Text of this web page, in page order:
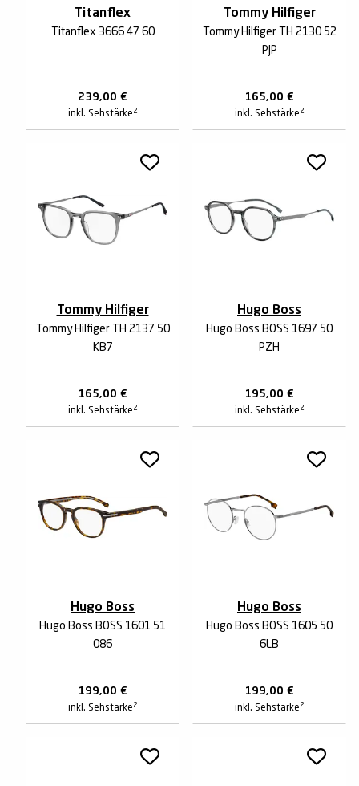
Titanflex
Titanflex 3666 47 60
239,00 €
inkl. Sehstärke 2
Tommy Hilfiger
Tommy Hilfiger TH 2130 52
PJP
165,00 €
inkl. Sehstärke 2
Tommy Hilfiger
Tommy Hilfiger TH 2137 50
KB7
165,00 €
inkl. Sehstärke 2
Hugo Boss
Hugo Boss BOSS 1697 50
PZH
195,00 €
inkl. Sehstärke 2
Hugo Boss
Hugo Boss BOSS 1601 51
086
199,00 €
inkl. Sehstärke 2
Hugo Boss
Hugo Boss BOSS 1605 50
6LB
199,00 €
inkl. Sehstärke 2